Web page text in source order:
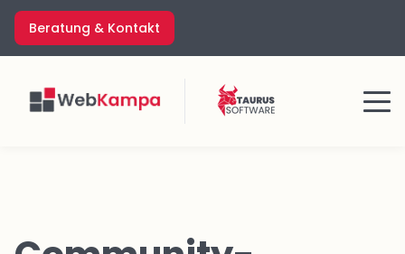
Zum
Inhalt
springen
Beratung & Kontakt
Menü